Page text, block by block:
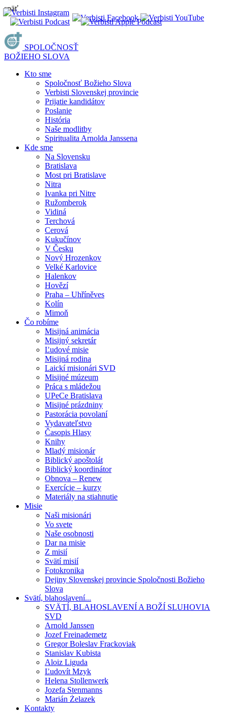
späť
SPOLOČNOSŤ
BOŽIEHO SLOVA
Kto sme
Spoločnosť Božieho Slova
Verbisti Slovenskej provincie
Prijatie kandidátov
Poslanie
História
Naše modlitby
Spiritualita Arnolda Janssena
Kde sme
Na Slovensku
Bratislava
Most pri Bratislave
Nitra
Ivanka pri Nitre
Ružomberok
Vidiná
Terchová
Cerová
Kukučínov
V Česku
Nový Hrozenkov
Velké Karlovice
Halenkov
Hovězí
Praha – Uhříněves
Kolín
Mimoň
Čo robíme
Misijná animácia
Misijný sekretár
Ľudové misie
Misijná rodina
Laickí misionári SVD
Misijné múzeum
Práca s mládežou
UPeCe Bratislava
Misijné prázdniny
Pastorácia povolaní
Vydavateľstvo
Časopis Hlasy
Knihy
Mladý misionár
Biblický apoštolát
Biblický koordinátor
Obnova – Renew
Exercície – kurzy
Materiály na stiahnutie
Misie
Naši misionári
Vo svete
Naše osobnosti
Dar na misie
Z misií
Svätí misií
Fotokronika
Dejiny Slovenskej provincie Spoločnosti Božieho
Slova
Svätí, blahoslavení...
SVÄTÍ, BLAHOSLAVENÍ A BOŽÍ SLUHOVIA
SVD
Arnold Janssen
Jozef Freinademetz
Gregor Boleslav Frackoviak
Stanislav Kubista
Aloiz Liguda
Ľudovít Mzyk
Helena Stollenwerk
Jozefa Stenmanns
Marián Żelazek
Kontakty